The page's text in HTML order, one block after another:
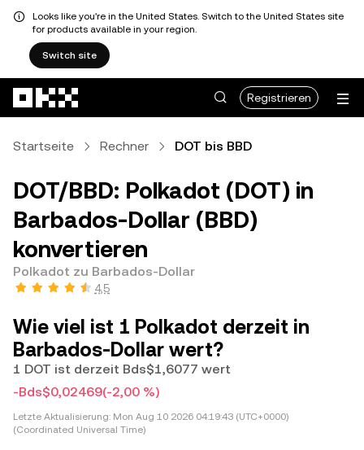
Looks like you're in the United States. Switch to the United States site
for products available in your region.
Switch site
Registrieren
Startseite Rechner DOT bis BBD
DOT/BBD: Polkadot (DOT) in
Barbados-Dollar (BBD)
konvertieren
Polkadot zu Barbados-Dollar
4,5
Wie viel ist 1 Polkadot derzeit in
Barbados-Dollar wert?
1 DOT ist derzeit Bds$1,6077 wert
-Bds$0,02469(-2,00 %)
Letzte Aktualisierung: Mon Aug 10 2026 04:19:43 (UTC+0000)
(Coordinated Universal Time)